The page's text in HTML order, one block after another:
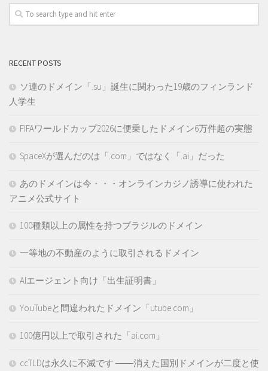
RECENT POSTS
ソ連のドメイン「.su」誕生に関わった19歳のフィンランド
人学生
FIFAワールドカップ2026に便乗したドメイン6万件超の実態
SpaceXが選んだのは「.com」ではなく「.ai」だった
あのドメインは今・・・オンラインカジノ誘導に使われた
アニメ公式サイト
100種類以上の属性を持つブラジルのドメイン
一等地の不動産のように取引されるドメイン
AIエージェント向け「出生証明書」
YouTubeと間違われたドメイン「utube.com」
100億円以上で取引された「ai.com」
ccTLDは永久に不滅です ――消えた国別ドメインが二度と使